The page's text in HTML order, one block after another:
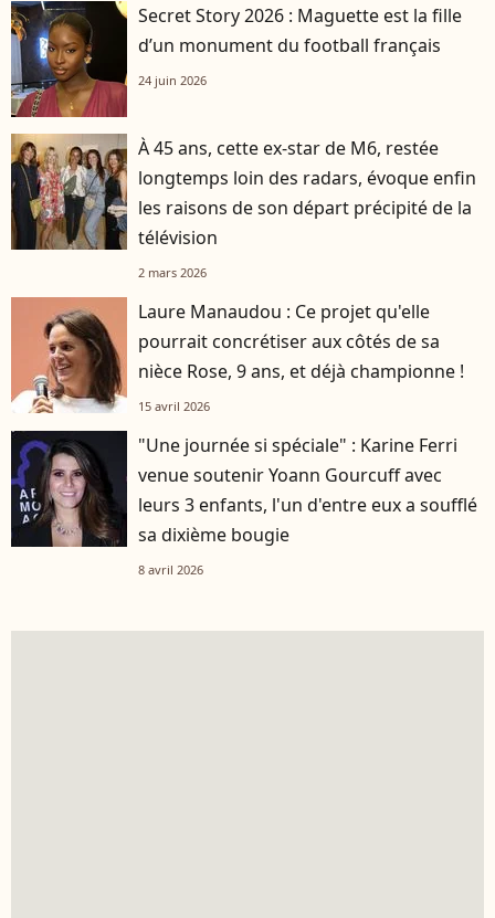
Secret Story 2026 : Maguette est la fille
d’un monument du football français
24 juin 2026
À 45 ans, cette ex-star de M6, restée
longtemps loin des radars, évoque enfin
les raisons de son départ précipité de la
télévision
2 mars 2026
Laure Manaudou : Ce projet qu'elle
pourrait concrétiser aux côtés de sa
nièce Rose, 9 ans, et déjà championne !
15 avril 2026
"Une journée si spéciale" : Karine Ferri
venue soutenir Yoann Gourcuff avec
leurs 3 enfants, l'un d'entre eux a soufflé
sa dixième bougie
8 avril 2026